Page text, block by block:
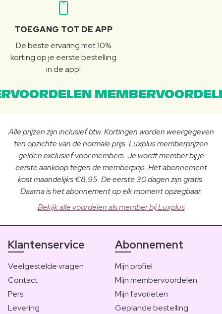
TOEGANG TOT DE APP
De beste ervaring met 10%
korting op je eerste bestelling
in de app!
Alle prijzen zijn inclusief btw. Kortingen worden weergegeven
ten opzichte van de normale prijs. Luxplus memberprijzen
gelden exclusief voor members. Je wordt member bij je
eerste aankoop tegen de memberprijs. Het abonnement
kost maandelijks €8,95. De eerste 30 dagen zijn gratis.
Daarna is het abonnement op elk moment opzegbaar.
Bekijk alle voordelen als member bij Luxplus
Klantenservice
Veelgestelde vragen
Contact
Pers
Levering
Abonnement
Mijn profiel
Mijn membervoordelen
Mijn favorieten
Geplande bestelling